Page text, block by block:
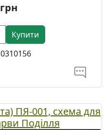
Купити
0310156
ПЯ-001, схема для
Поділля